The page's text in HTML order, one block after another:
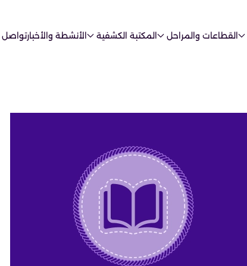
القطاعات والمراحل المكتبة الكشفية الأنشطة والأخبارتواصل